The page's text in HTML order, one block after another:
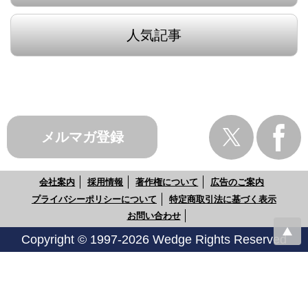
人気記事
メルマガ登録
会社案内 採用情報 著作権について
広告のご案内
プライバシーポリシーについて
特定商取引法に基づく表示
お問い合わせ
Copyright © 1997-2026 Wedge Rights Reserved